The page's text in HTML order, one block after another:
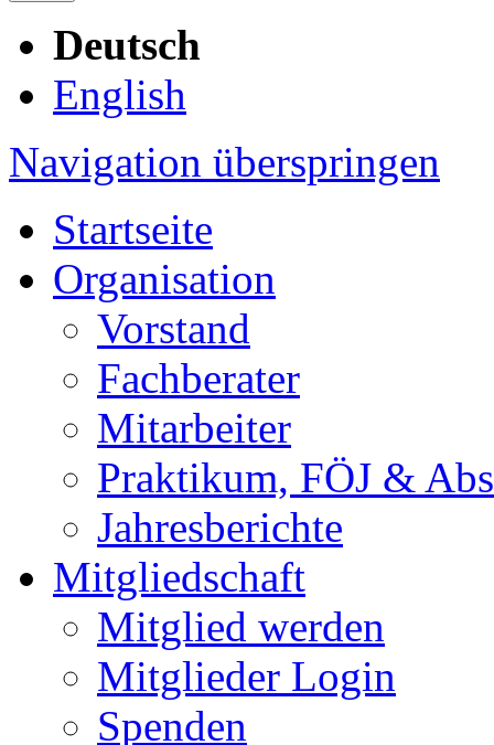
Deutsch
English
Navigation überspringen
Startseite
Organisation
Vorstand
Fachberater
Mitarbeiter
Praktikum, FÖJ &
Jahresberichte
Mitgliedschaft
Mitglied werden
Mitglieder Login
Spenden